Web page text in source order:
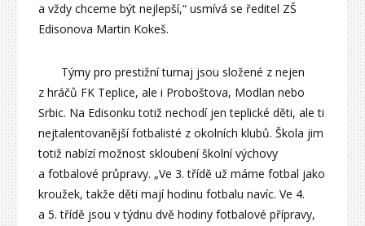
a vždy chceme být nejlepší,“ usmívá se ředitel ZŠ
Edisonova Martin Kokeš.
Týmy pro prestižní turnaj jsou složené z nejen
z hráčů FK Teplice, ale i Proboštova, Modlan nebo
Srbic. Na Edisonku totiž nechodí jen teplické děti, ale ti
nejtalentovanější fotbalisté z okolních klubů. Škola jim
totiž nabízí možnost skloubení školní výchovy
a fotbalové průpravy. „Ve 3. třídě už máme fotbal jako
kroužek, takže děti mají hodinu fotbalu navíc. Ve 4.
a 5. třídě jsou v týdnu dvě hodiny fotbalové přípravy,